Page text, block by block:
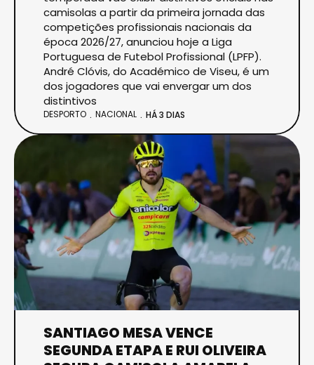
camisolas a partir da primeira jornada das
competições profissionais nacionais da
época 2026/27, anunciou hoje a Liga
Portuguesa de Futebol Profissional (LPFP).
André Clóvis, do Académico de Viseu, é um
dos jogadores que vai envergar um dos
distintivos
DESPORTO NACIONAL HÁ 3 DIAS
SANTIAGO MESA VENCE
SEGUNDA ETAPA E RUI OLIVEIRA